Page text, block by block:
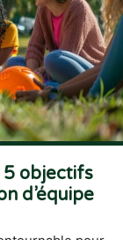
5 objectifs
d’équipe